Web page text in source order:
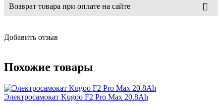
Возврат товара при оплате на сайте
Добавить отзыв
Похожие товары
Электросамокат Kugoo F2 Pro Max 20.8Ah